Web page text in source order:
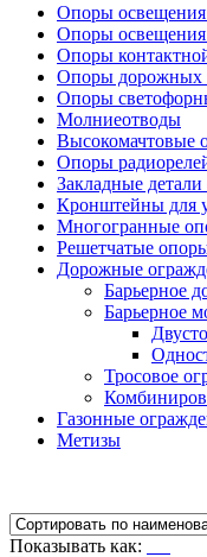
Опоры
Опоры
Опоры
Опоры дорожных
Опоры
Молниеотводы
Высокомачтовые
Опоры
Закладные
Кронштейны для
Многогранные
Решетчатые
Дорожные
Барьерное
Барьерное
Тросовое
Газонные
Метизы
Показывать как: